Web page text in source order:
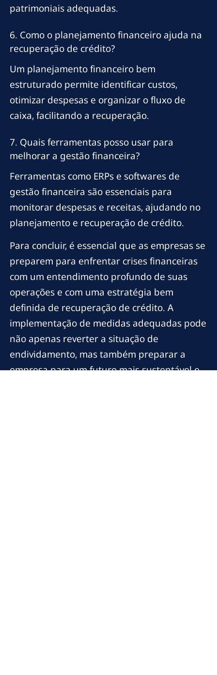
patrimoniais adequadas.
6. Como o planejamento financeiro ajuda na
recuperação de crédito?
Um planejamento financeiro bem
estruturado permite identificar custos,
otimizar despesas e organizar o fluxo de
caixa, facilitando a recuperação.
7. Quais ferramentas posso usar para
melhorar a gestão financeira?
Ferramentas como ERPs e softwares de
gestão financeira são essenciais para
monitorar despesas e receitas, ajudando no
planejamento e recuperação de crédito.
Para concluir, é essencial que as empresas se
preparem para enfrentar crises financeiras
com um entendimento profundo de suas
operações e com uma estratégia bem
definida de recuperação de crédito. A
implementação de medidas adequadas pode
não apenas reverter a situação de
endividamento, mas também preparar a
empresa para um futuro mais sustentável e